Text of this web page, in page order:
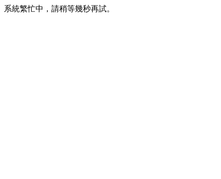
系統繁忙中，請稍等幾秒再試。